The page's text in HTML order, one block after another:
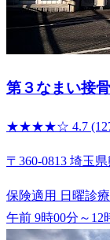
第３なまい接
★★★★☆ 4.7
〒360-0813 埼玉
保険適用 日曜診療
午前 9時00分～12